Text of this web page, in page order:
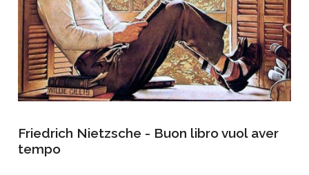
Friedrich Nietzsche - Buon libro vuol aver
tempo